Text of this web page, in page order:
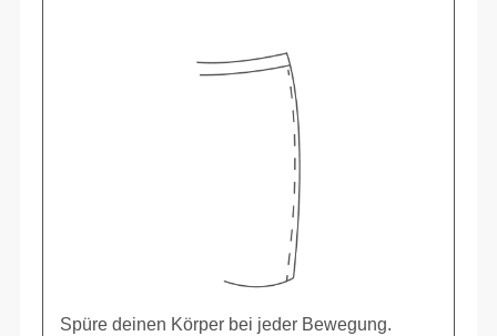
Spüre deinen Körper bei jeder Bewegung.